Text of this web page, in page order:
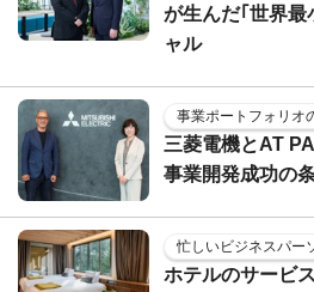
が生んだ｢世界最
ャル
事業ポートフォリオ
三菱電機とAT
事業開発成功の
忙しいビジネスパー
ホテルのサービ